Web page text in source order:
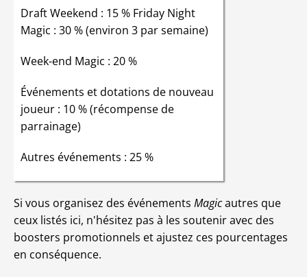
Draft Weekend : 15 % Friday Night
Magic : 30 % (environ 3 par semaine)
Week-end Magic : 20 %
Événements et dotations de nouveau
joueur : 10 % (récompense de
parrainage)
Autres événements : 25 %
Si vous organisez des événements Magicautres que
ceux listés ici, n'hésitez pas à les soutenir avec des
boosters promotionnels et ajustez ces pourcentages
en conséquence.